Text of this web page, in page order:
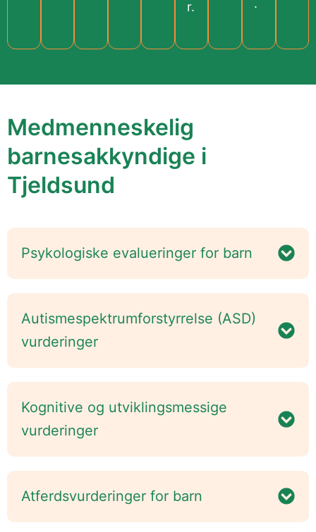
r.
.
Medmenneskelig
barnesakkyndige i
Tjeldsund
Psykologiske evalueringer for barn
Autismespektrumforstyrrelse (ASD)
vurderinger
Kognitive og utviklingsmessige
vurderinger
Atferdsvurderinger for barn